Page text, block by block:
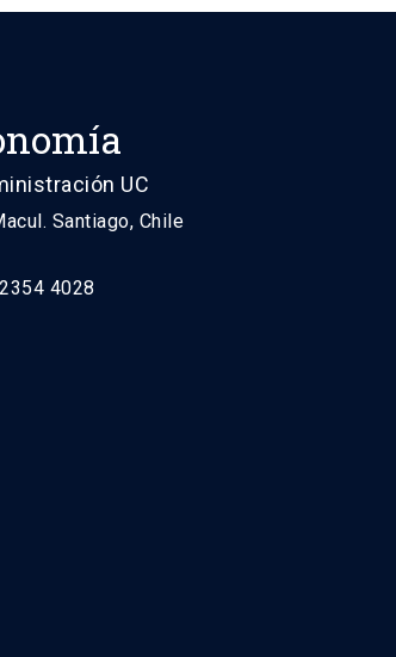
UC
Santiago, Chile
4028